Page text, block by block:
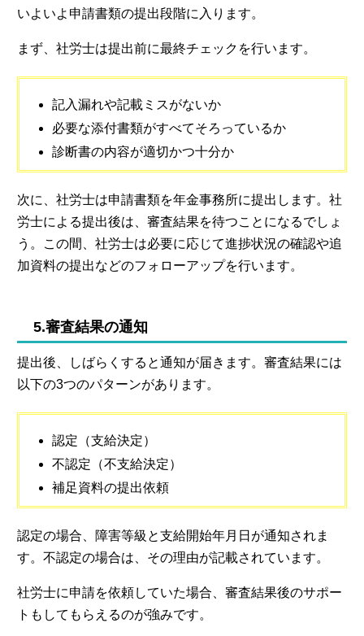
いよいよ申請書類の提出段階に入ります。
まず、社労士は提出前に最終チェックを行います。
記入漏れや記載ミスがないか
必要な添付書類がすべてそろっているか
診断書の内容が適切かつ十分か
次に、社労士は申請書類を年金事務所に提出します。社
労士による提出後は、審査結果を待つことになるでしょ
う。この間、社労士は必要に応じて進捗状況の確認や追
加資料の提出などのフォローアップを行います。
5.審査結果の通知
提出後、しばらくすると通知が届きます。審査結果には
以下の3つのパターンがあります。
認定（支給決定）
不認定（不支給決定）
補足資料の提出依頼
認定の場合、障害等級と支給開始年月日が通知されま
す。不認定の場合は、その理由が記載されています。
社労士に申請を依頼していた場合、審査結果後のサポー
トもしてもらえるのが強みです。